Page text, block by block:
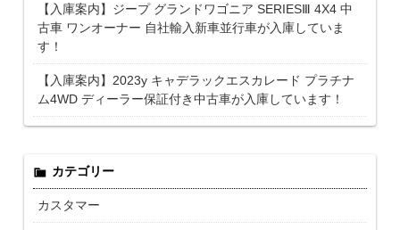
【入庫案内】ジープ グランドワゴニア SERIESⅢ 4X4 中
古車 ワンオーナー 自社輸入新車並行車が入庫していま
す！
【入庫案内】2023y キャデラックエスカレード プラチナ
ム4WD ディーラー保証付き中古車が入庫しています！
カテゴリー
カスタマー